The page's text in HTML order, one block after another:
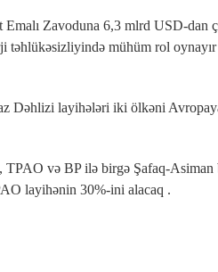
Zavoduna 6,3 mlrd USD‑dan
təhlükəsizliyində mühüm rol oynayır
Dəhlizi layihələri iki ölkəni
və BP ilə birgə Şafaq‑Asiman
layihənin 30%-ini alacaq .